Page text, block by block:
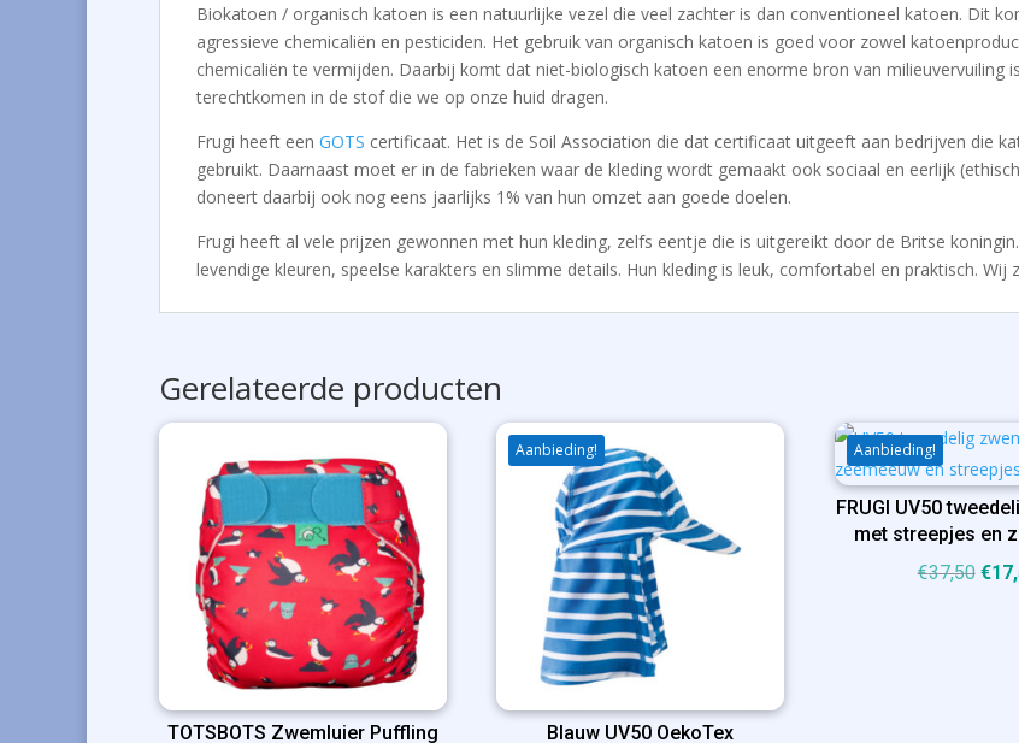
Biokatoen / organisch katoen is een natuurlijke vezel die veel zachter is dan conventioneel katoen. Dit
agressieve chemicaliën en pesticiden. Het gebruik van organisch katoen is goed voor zowel
chemicaliën te vermijden. Daarbij komt dat niet-biologisch katoen een enorme bron van milieuvervuiling
terechtkomen in de stof die we op onze huid dragen.
Frugi heeft een GOTS certificaat. Het is de Soil Association die dat certificaat uitgeeft aan bedrijven die
gebruikt. Daarnaast moet er in de fabrieken waar de kleding wordt gemaakt ook sociaal en eerlijk
doneert daarbij ook nog eens jaarlijks 1% van hun omzet aan goede doelen.
Frugi heeft al vele prijzen gewonnen met hun kleding, zelfs eentje die is uitgereikt door de Britse
levendige kleuren, speelse karakters en slimme details. Hun kleding is leuk, comfortabel en praktisch. Wij
Gerelateerde producten
TOTSBOTS Zwemluier Puffling
Aanbieding!
Blauw UV50 OekoTex
Aanbieding!
FRUGI UV50
met streepjes en
€37,50 €